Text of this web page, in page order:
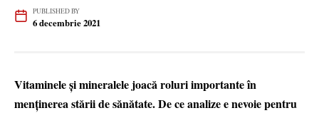
PUBLISHED BY
6 decembrie 2021
Vitaminele și mineralele joacă roluri importante în
menținerea stării de sănătate. De ce analize e nevoie pentru